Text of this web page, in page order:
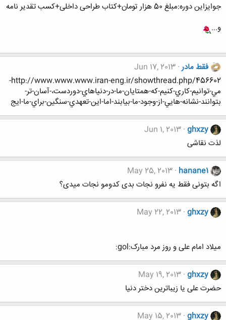
جوایزاین دوره:مبلغ 50 هزار تومان+کتاب طراحی داخلی+کسب تقدیر نامه
و...
فقط مادر Jun 17, 2013
http://www.www.www.iran-eng.ir/showthread.php/456602-
مي-توانيم-كاري-كنيم-كه-همتايان-ما-در-دنياهاي-دوردست،-آسان-تر-
بتوانند-نشانه-هايي-از-وجود-ما-بيابند-اما-اين-تعهدي-سنگين-براي-ما-ايج
ghxzy
Jun 1, 2013
لذت نقاشی
hanane1
May 25, 2013
اگه بتونی فقط یه نفرو نجات بدی کدومو نجات میدی؟
ghxzy
May 22, 2013
میلاد امام علی و روز مرد مبارک:gol:
ghxzy
May 19, 2013
حضرت علی یا زیباترین دختر دنیا
ghxzy
May 15, 2013